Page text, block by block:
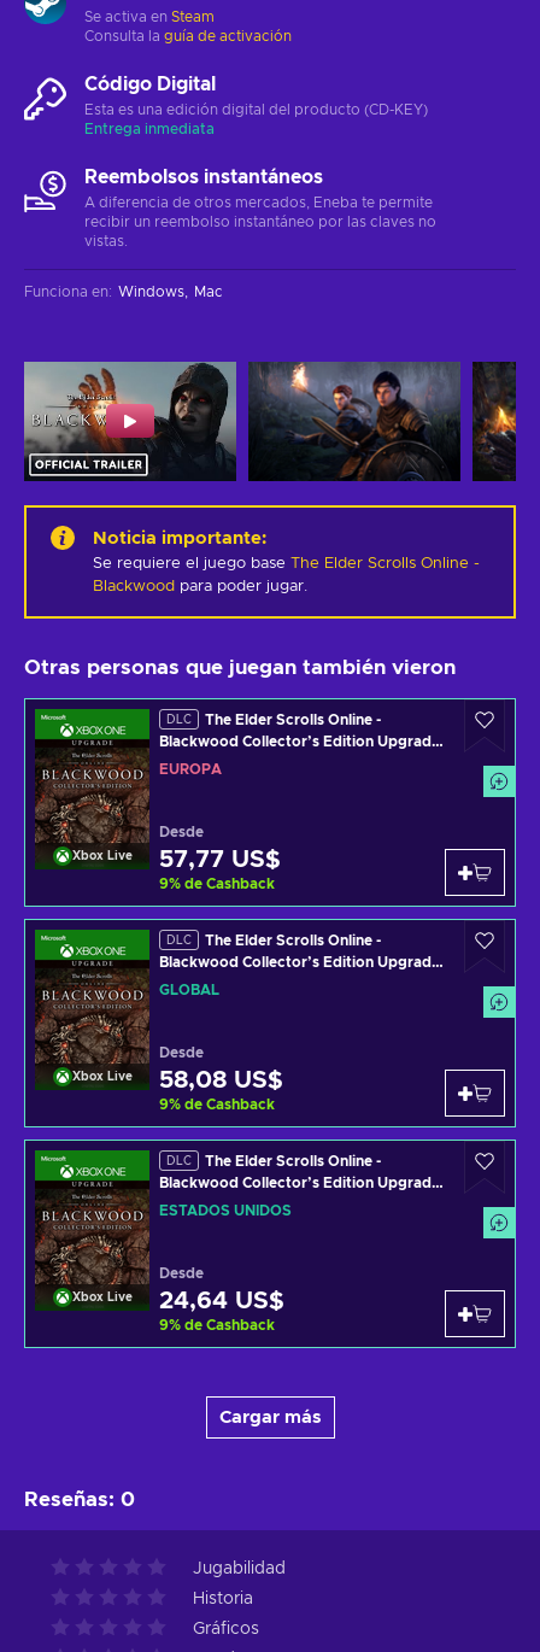
Se activa en Steam
Consulta la guía de activación
Código Digital
Esta es una edición digital del producto (CD-KEY)
Entrega inmediata
Reembolsos instantáneos
A diferencia de otros mercados, Eneba te permite
recibir un reembolso instantáneo por las claves no
vistas.
Funciona en: Windows Mac
Noticia importante:
Se requiere el juego base The Elder Scrolls Online -
Blackwood para poder jugar.
Otras personas que juegan también vieron
Xbox Live
DLC
The Elder Scrolls Online -
Blackwood Collector’s Edition Upgrade
(DLC) Código de XBOX LIVE EUROPE
EUROPA
Desde
57,77 US$
9% de Cashback
Xbox Live
DLC
The Elder Scrolls Online -
Blackwood Collector’s Edition Upgrade
(DLC) Código de XBOX LIVE GLOBAL
GLOBAL
Desde
58,08 US$
9% de Cashback
Xbox Live
DLC
The Elder Scrolls Online -
Blackwood Collector’s Edition Upgrade
(DLC) Código de XBOX LIVE UNITED
ESTADOS UNIDOS
Desde
24,64 US$
9% de Cashback
Cargar más
Reseñas: 0
Jugabilidad
Historia
Gráficos